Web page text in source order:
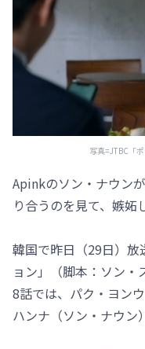
写真=JTBC「
Apinkのソン・ナウン
り合うのを見て、嫉妬
韓国で昨日（29日）
ョン」（脚本：ソン
8話では、パク・ヨン
ハンナ（ソン・ナウン